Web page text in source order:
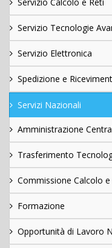
Servizio Tecnologie
Servizio Elettronica
Spedizione e
Servizi Nazionali
Amministrazione
Trasferimento
Commissione Calcolo e
Formazione
Opportunità di Lavoro